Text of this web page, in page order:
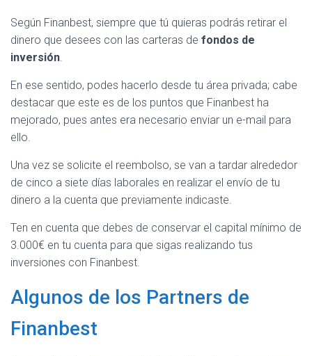
Según Finanbest, siempre que tú quieras podrás retirar el
dinero que desees con las carteras de fondos de
inversión.
En ese sentido, podes hacerlo desde tu área privada; cabe
destacar que este es de los puntos que Finanbest ha
mejorado, pues antes era necesario enviar un e-mail para
ello.
Una vez se solicite el reembolso, se van a tardar alrededor
de cinco a siete días laborales en realizar el envío de tu
dinero a la cuenta que previamente indicaste.
Ten en cuenta que debes de conservar el capital mínimo de
3.000€ en tu cuenta para que sigas realizando tus
inversiones con Finanbest.
Algunos de los Partners de
Finanbest